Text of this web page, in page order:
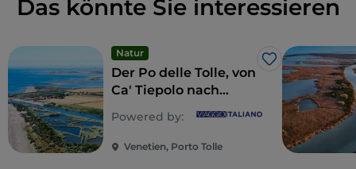
Das könnte Sie interessieren
Natur
Like
Der Po delle Tolle, von
Ca' Tiepolo nach
Powered by:
Venetien, Porto Tolle